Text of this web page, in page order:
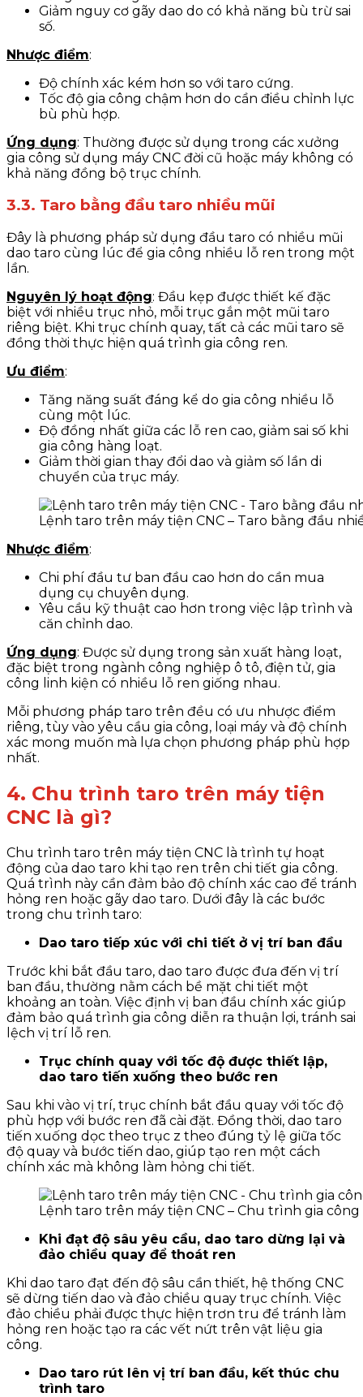
Giảm nguy cơ gãy dao do có khả năng bù trừ sai
số.
Nhược điểm:
Độ chính xác kém hơn so với taro cứng.
Tốc độ gia công chậm hơn do cần điều chỉnh lực
bù phù hợp.
Ứng dụng: Thường được sử dụng trong các xưởng
gia công sử dụng máy CNC đời cũ hoặc máy không có
khả năng đồng bộ trục chính.
3.3. Taro bằng đầu taro nhiều mũi
Đây là phương pháp sử dụng đầu taro có nhiều mũi
dao taro cùng lúc để gia công nhiều lỗ ren trong một
lần.
Nguyên lý hoạt động: Đầu kẹp được thiết kế đặc
biệt với nhiều trục nhỏ, mỗi trục gắn một mũi taro
riêng biệt. Khi trục chính quay, tất cả các mũi taro sẽ
đồng thời thực hiện quá trình gia công ren.
Ưu điểm:
Tăng năng suất đáng kể do gia công nhiều lỗ
cùng một lúc.
Độ đồng nhất giữa các lỗ ren cao, giảm sai số khi
gia công hàng loạt.
Giảm thời gian thay đổi dao và giảm số lần di
chuyển của trục máy.
Lệnh taro trên máy tiện CNC – Taro bằng đầu
Nhược điểm:
Chi phí đầu tư ban đầu cao hơn do cần mua
dụng cụ chuyên dụng.
Yêu cầu kỹ thuật cao hơn trong việc lập trình và
căn chỉnh dao.
Ứng dụng: Được sử dụng trong sản xuất hàng loạt,
đặc biệt trong ngành công nghiệp ô tô, điện tử, gia
công linh kiện có nhiều lỗ ren giống nhau.
Mỗi phương pháp taro trên đều có ưu nhược điểm
riêng, tùy vào yêu cầu gia công, loại máy và độ chính
xác mong muốn mà lựa chọn phương pháp phù hợp
nhất.
4. Chu trình taro trên máy tiện
CNC là gì?
Chu trình taro trên máy tiện CNC là trình tự hoạt
động của dao taro khi tạo ren trên chi tiết gia công.
Quá trình này cần đảm bảo độ chính xác cao để tránh
hỏng ren hoặc gãy dao taro. Dưới đây là các bước
trong chu trình taro:
Dao taro tiếp xúc với chi tiết ở vị trí ban đầu
Trước khi bắt đầu taro, dao taro được đưa đến vị trí
ban đầu, thường nằm cách bề mặt chi tiết một
khoảng an toàn. Việc định vị ban đầu chính xác giúp
đảm bảo quá trình gia công diễn ra thuận lợi, tránh sai
lệch vị trí lỗ ren.
Trục chính quay với tốc độ được thiết lập,
dao taro tiến xuống theo bước ren
Sau khi vào vị trí, trục chính bắt đầu quay với tốc độ
phù hợp với bước ren đã cài đặt. Đồng thời, dao taro
tiến xuống dọc theo trục z theo đúng tỷ lệ giữa tốc
độ quay và bước tiến dao, giúp tạo ren một cách
chính xác mà không làm hỏng chi tiết.
Lệnh taro trên máy tiện CNC – Chu trình gia công
Khi đạt độ sâu yêu cầu, dao taro dừng lại và
đảo chiều quay để thoát ren
Khi dao taro đạt đến độ sâu cần thiết, hệ thống CNC
sẽ dừng tiến dao và đảo chiều quay trục chính. Việc
đảo chiều phải được thực hiện trơn tru để tránh làm
hỏng ren hoặc tạo ra các vết nứt trên vật liệu gia
công.
Dao taro rút lên vị trí ban đầu, kết thúc chu
trình taro